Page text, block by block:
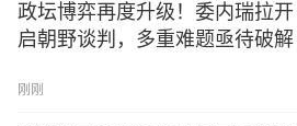
政坛博弈再度升级！委内瑞拉开
启朝野谈判，多重难题亟待破解
刚刚